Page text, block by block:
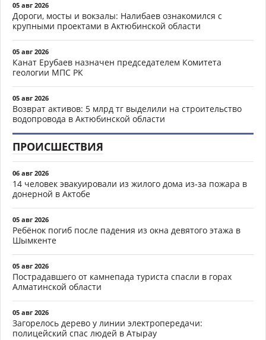
05 авг 2026
Дороги, мосты и вокзалы: Налибаев ознакомился с
крупными проектами в Актюбинской области
05 авг 2026
Канат Ерубаев назначен председателем Комитета
геологии МПС РК
05 авг 2026
Возврат активов: 5 млрд тг выделили на строительство
водопровода в Актюбинской области
ПРОИСШЕСТВИЯ
06 авг 2026
14 человек эвакуировали из жилого дома из-за пожара в
донерной в Актобе
05 авг 2026
Ребёнок погиб после падения из окна девятого этажа в
Шымкенте
05 авг 2026
Пострадавшего от камнепада туриста спасли в горах
Алматинской области
05 авг 2026
Загорелось дерево у линии электропередачи:
полицейский спас людей в Атырау